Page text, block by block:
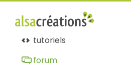
tutoriels
forum